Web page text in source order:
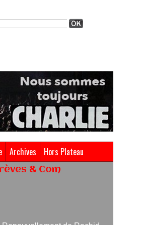
Archives Hors Plateau
& Com
08/2026